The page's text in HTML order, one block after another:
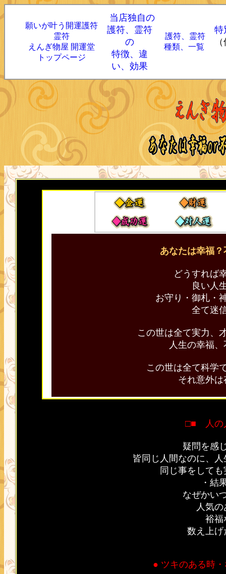
願いが叶う開運護符
霊符
えんぎ物屋 開運堂
トップページ
当店独自の
護符、霊符
の
特徴、違
い、効果
護符、霊符
種類、一覧
特
あなたは幸福
どうすれば
良い人
お守り・御札
全て迷
この世は全て実力、
人生の幸福
この世は全て科
それ意外
□■ 人の
疑問を感
皆同じ人間なのに、
同じ事をして
・結
なぜかい
人気
裕
数え上げ
● ツキのある時